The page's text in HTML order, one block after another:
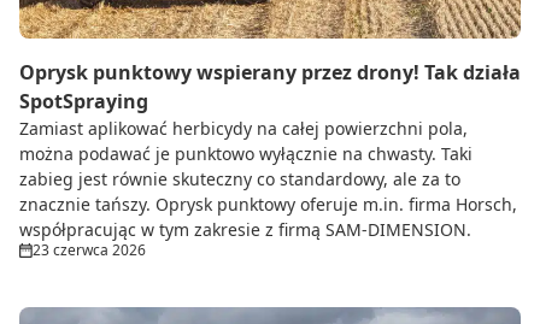
Oprysk punktowy wspierany przez drony! Tak działa
SpotSpraying
Zamiast aplikować herbicydy na całej powierzchni pola,
można podawać je punktowo wyłącznie na chwasty. Taki
zabieg jest równie skuteczny co standardowy, ale za to
znacznie tańszy. Oprysk punktowy oferuje m.in. firma Horsch,
współpracując w tym zakresie z firmą SAM-DIMENSION.
23 czerwca 2026